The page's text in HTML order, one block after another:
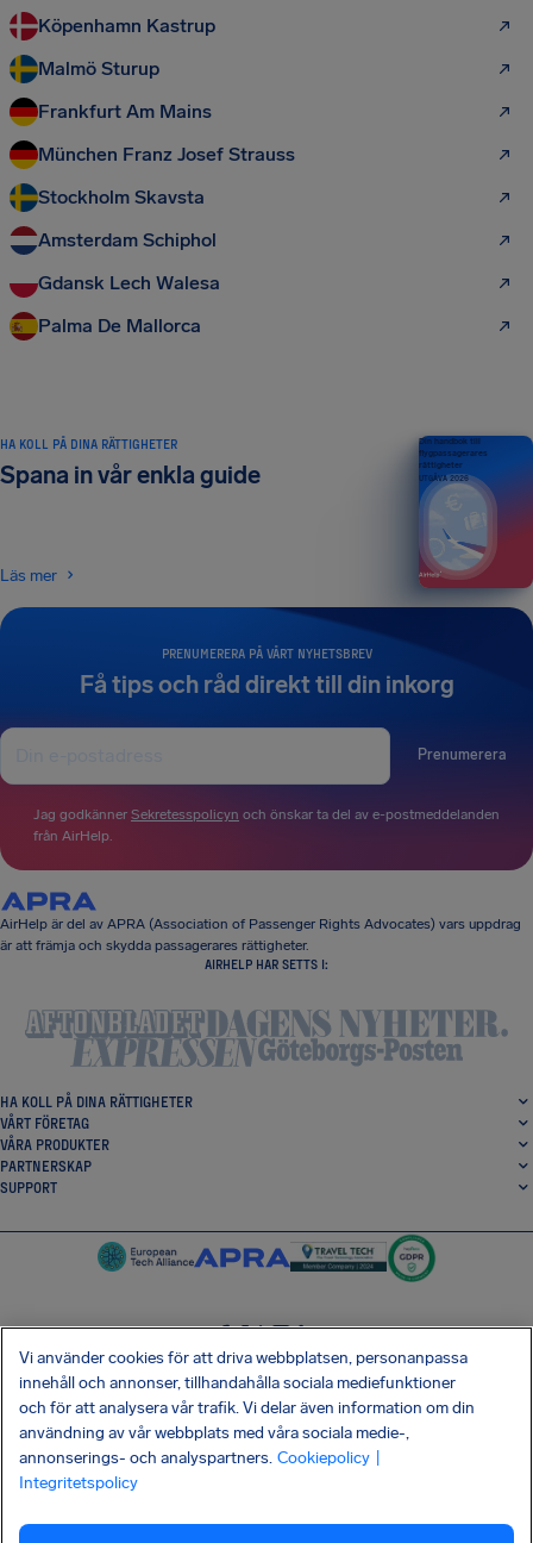
Köpenhamn Kastrup
Malmö Sturup
Frankfurt Am Mains
München Franz Josef Strauss
Stockholm Skavsta
Amsterdam Schiphol
Gdansk Lech Walesa
Palma De Mallorca
PRENUMERERA PÅ VÅRT NYHETSBREV
Få tips och råd direkt till din inkorg
Prenumerera
Jag godkänner Sekretesspolicyn och önskar ta del av e-postmeddelanden
från AirHelp.
HA KOLL PÅ DINA RÄTTIGHETER
Spana in vår enkla guide
Läs mer
Din handbok till
flygpassagerares
rättigheter
UTGÅVA 2026
AirHelp är del av APRA (Association of Passenger Rights Advocates) vars uppdrag
är att främja och skydda passagerares rättigheter.
AIRHELP HAR SETTS I:
HA KOLL PÅ DINA RÄTTIGHETER
VÅRT FÖRETAG
VÅRA PRODUKTER
PARTNERSKAP
SUPPORT
SocialFacebook
SocialTwitter
SocialInstagram
SocialLinkedin
HÄMTA VÅR GRATIS-APP
Vi använder cookies för att driva webbplatsen, personanpassa
innehåll och annonser, tillhandahålla sociala mediefunktioner
och för att analysera vår trafik. Vi delar även information om din
användning av vår webbplats med våra sociala medie-,
annonserings- och analyspartners. Cookiepolicy
Integritetspolicy